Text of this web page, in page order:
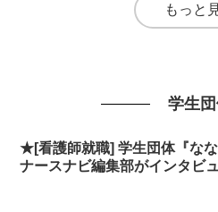
もっと
学生
★[看護師就職] 学生団体『な
ナースナビ編集部がインタビ